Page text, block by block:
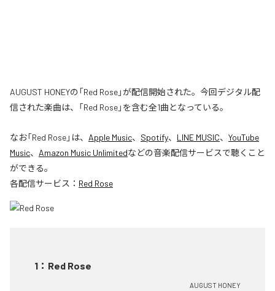
AUGUST HONEYの「Red Rose」が配信開始された。今回デジタル配
信された楽曲は、「Red Rose」を含む全1曲となっている。
なお「Red Rose」は、 Apple Music、 Spotify、 LINE MUSIC、 YouTube
Music、 Amazon Music Unlimitedなどの音楽配信サービスで聴くこと
ができる。
各配信サービス： Red Rose
1 ： Red Rose
AUGUST HONEY